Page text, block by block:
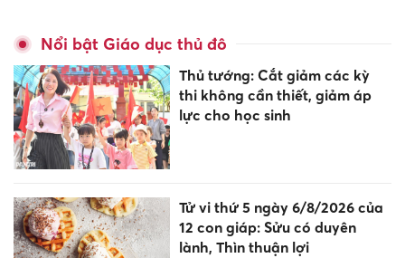
Nổi bật Giáo dục thủ đô
Thủ tướng: Cắt giảm các kỳ
thi không cần thiết, giảm áp
lực cho học sinh
Tử vi thứ 5 ngày 6/8/2026 của
12 con giáp: Sửu có duyên
lành, Thìn thuận lợi